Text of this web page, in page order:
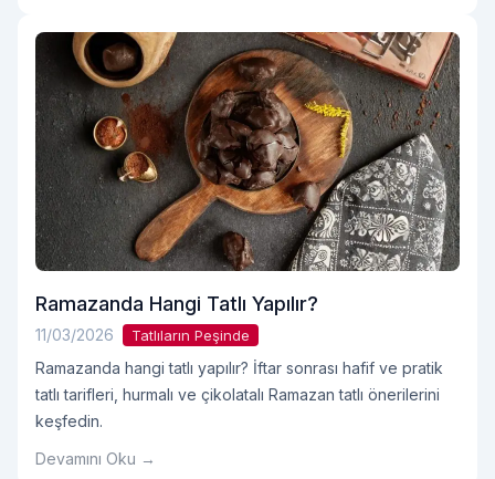
Ramazanda Hangi Tatlı Yapılır?
11/03/2026 Tatlıların Peşinde
Ramazanda hangi tatlı yapılır? İftar sonrası hafif ve pratik
tatlı tarifleri, hurmalı ve çikolatalı Ramazan tatlı önerilerini
keşfedin.
Devamını Oku →